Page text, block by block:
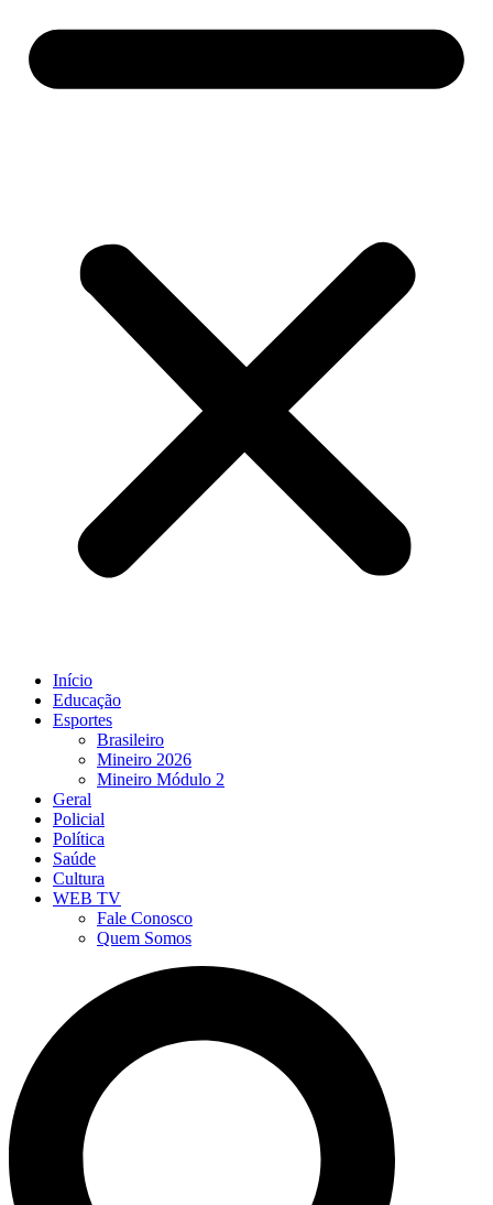
Início
Educação
Esportes
Brasileiro
Mineiro 2026
Mineiro Módulo 2
Geral
Policial
Política
Saúde
Cultura
WEB TV
Fale Conosco
Quem Somos